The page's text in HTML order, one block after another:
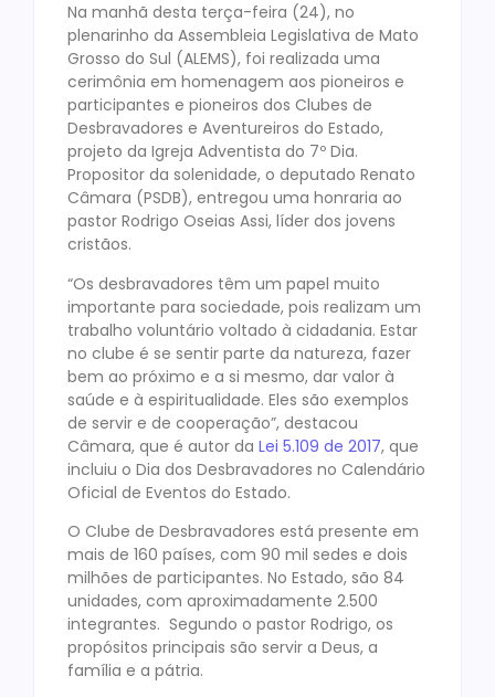
Na manhã desta terça-feira (24), no
plenarinho da Assembleia Legislativa de Mato
Grosso do Sul (ALEMS), foi realizada uma
cerimônia em homenagem aos pioneiros e
participantes e pioneiros dos Clubes de
Desbravadores e Aventureiros do Estado,
projeto da Igreja Adventista do 7º Dia.
Propositor da solenidade, o deputado Renato
Câmara (PSDB), entregou uma honraria ao
pastor Rodrigo Oseias Assi, líder dos jovens
cristãos.
“Os desbravadores têm um papel muito
importante para sociedade, pois realizam um
trabalho voluntário voltado à cidadania. Estar
no clube é se sentir parte da natureza, fazer
bem ao próximo e a si mesmo, dar valor à
saúde e à espiritualidade. Eles são exemplos
de servir e de cooperação”, destacou
Câmara, que é autor da Lei 5.109 de 2017, que
incluiu o Dia dos Desbravadores no Calendário
Oficial de Eventos do Estado.
O Clube de Desbravadores está presente em
mais de 160 países, com 90 mil sedes e dois
milhões de participantes. No Estado, são 84
unidades, com aproximadamente 2.500
integrantes. Segundo o pastor Rodrigo, os
propósitos principais são servir a Deus, a
família e a pátria.